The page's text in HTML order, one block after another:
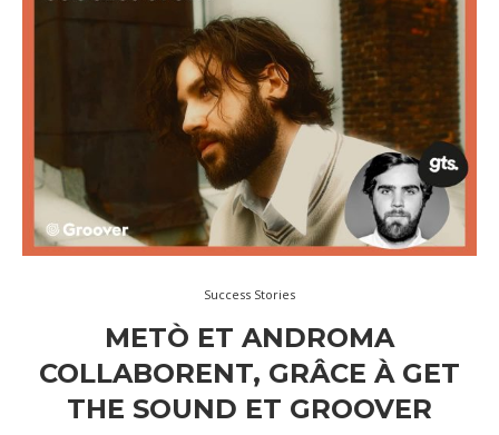
Success Stories
METÒ ET ANDROMA
COLLABORENT, GRÂCE À GET
THE SOUND ET GROOVER